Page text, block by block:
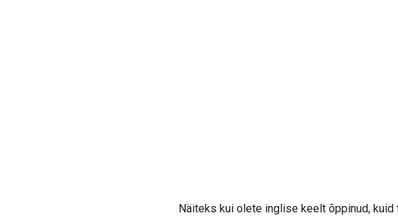
Näiteks kui olete inglise keelt õppinud,